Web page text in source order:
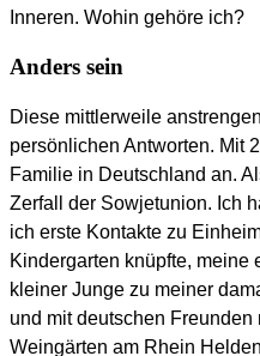
Inneren. Wohin gehöre ich?
Anders sein
Diese mittlerweile
persönlichen Antworten. Mit
Familie in Deutschland an.
Zerfall der Sowjetunion. Ich
ich erste Kontakte zu
Kindergarten knüpfte, meine
kleiner Junge zu meiner
und mit deutschen
Weingärten am Rhein